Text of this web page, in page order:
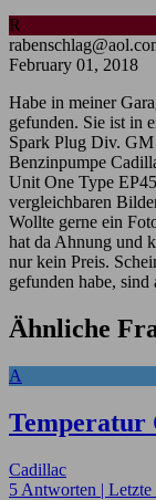
R
February 01, 2018
Habe in meiner
gefunden. Sie ist in
Spark Plug Div.
Benzinpumpe
Unit One Type
vergleichbaren
Wollte gerne ein
hat da Ahnung und
nur kein Preis.
gefunden habe, sind
Ähnliche
A
Temperatur
Cadillac
5 Antworten | Letzte